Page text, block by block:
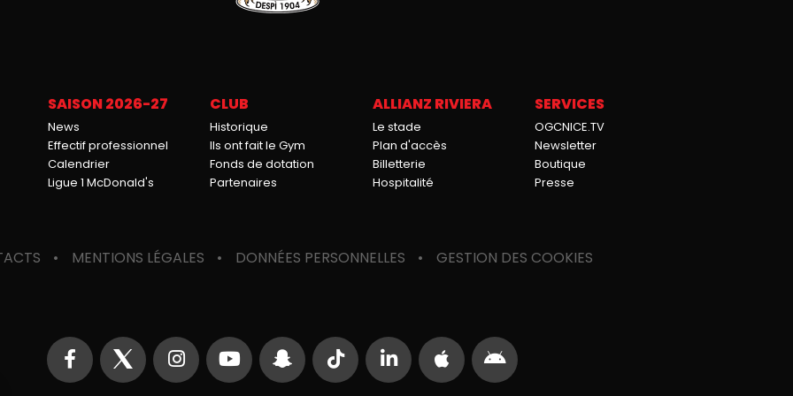
SAISON 2026-27
News
Effectif professionnel
Calendrier
Ligue 1 McDonald's
CLUB
Historique
Ils ont fait le Gym
Fonds de dotation
Partenaires
ALLIANZ RIVIERA
Le stade
Plan d'accès
Billetterie
Hospitalité
SERVICES
OGCNICE.TV
Newsletter
Boutique
Presse
MENTIONS LÉGALES DONNÉES PERSONNELLES GESTION DES COOKIES